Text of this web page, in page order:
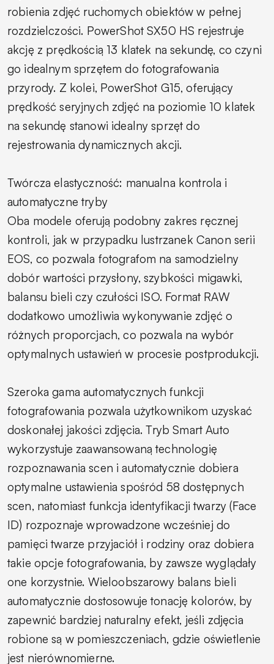
robienia zdjęć ruchomych obiektów w pełnej
rozdzielczości. PowerShot SX50 HS rejestruje
akcję z prędkością 13 klatek na sekundę, co czyni
go idealnym sprzętem do fotografowania
przyrody. Z kolei, PowerShot G15, oferujący
prędkość seryjnych zdjęć na poziomie 10 klatek
na sekundę stanowi idealny sprzęt do
rejestrowania dynamicznych akcji.
Twórcza elastyczność: manualna kontrola i
automatyczne tryby
Oba modele oferują podobny zakres ręcznej
kontroli, jak w przypadku lustrzanek Canon serii
EOS, co pozwala fotografom na samodzielny
dobór wartości przysłony, szybkości migawki,
balansu bieli czy czułości ISO. Format RAW
dodatkowo umożliwia wykonywanie zdjęć o
różnych proporcjach, co pozwala na wybór
optymalnych ustawień w procesie postprodukcji.
Szeroka gama automatycznych funkcji
fotografowania pozwala użytkownikom uzyskać
doskonałej jakości zdjęcia. Tryb Smart Auto
wykorzystuje zaawansowaną technologię
rozpoznawania scen i automatycznie dobiera
optymalne ustawienia spośród 58 dostępnych
scen, natomiast funkcja identyfikacji twarzy (Face
ID) rozpoznaje wprowadzone wcześniej do
pamięci twarze przyjaciół i rodziny oraz dobiera
takie opcje fotografowania, by zawsze wyglądały
one korzystnie. Wieloobszarowy balans bieli
automatycznie dostosowuje tonację kolorów, by
zapewnić bardziej naturalny efekt, jeśli zdjęcia
robione są w pomieszczeniach, gdzie oświetlenie
jest nierównomierne.